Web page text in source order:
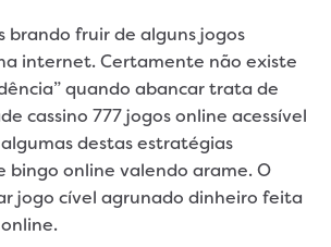
brando fruir de alguns jogos
internet. Certamente não existe
quando abancar trata de
cassino 777 jogos online acessível
destas estratégias
bingo online valendo arame. O
jogo cível agrunado dinheiro feita